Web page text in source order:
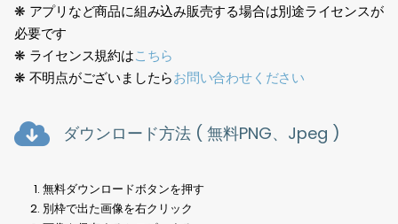
❋ アプリなど商品に組み込み販売する場合は別途ライセンスが
必要です
❋ ライセンス規約はこちら
❋ 不明点がございましたらお問い合わせください
ダウンロード方法 ( 無料PNG、Jpeg )
無料ダウンロードボタンを押す
別枠で出た画像を右クリック